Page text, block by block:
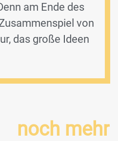
am Ende des
von
das große Ideen
noch mehr